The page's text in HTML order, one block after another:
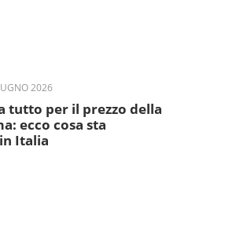
2026
tutto per il prezzo della
ecco cosa sta
Italia